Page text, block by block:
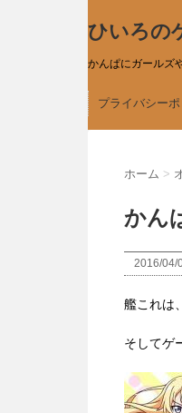
ひいろの
かんぱにガールズ
プライバシー
ホーム >
かん
2016/04/
艦これは
そしてゲ